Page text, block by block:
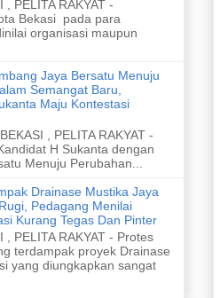
, PELITA RAKYAT -
Bekasi pada para
organisasi maupun
Jaya Bersatu Menuju
Semangat Baru,
Maju Kontestasi
, PELITA RAKYAT -
H Sukanta dengan
Menuju Perubahan...
Drainase Mustika Jaya
Pedagang Menilai
Kurang Tegas Dan Pinter
, PELITA RAKYAT - Protes
terdampak proyek Drainase
yang diungkapkan sangat